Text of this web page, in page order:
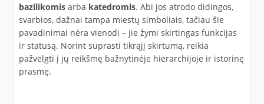
bazilikomisarba katedromis. Abi jos atrodo didingos,
svarbios, dažnai tampa miestų simboliais, tačiau šie
pavadinimai nėra vienodi – jie žymi skirtingas funkcijas
ir statusą. Norint suprasti tikrąjį skirtumą, reikia
pažvelgti į jų reikšmę bažnytinėje hierarchijoje ir istorinę
prasmę.